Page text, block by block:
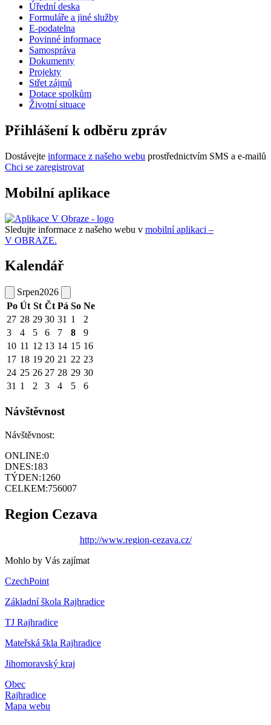
Úřední deska
Formuláře a jiné služby
E-podatelna
Povinné informace
Samospráva
Dokumenty
Projekty
Střet zájmů
Dotace spolkům
Životní situace
Přihlášení k odběru zpráv
Dostávejte informace z našeho webu prostřednictvím SMS a e-mailů
Chci se zaregistrovat
Mobilní aplikace
Sledujte informace z našeho webu v mobilní aplikaci –
V OBRAZE.
Kalendář
Srpen2026
Po Út St Čt Pá So Ne
27 28 29 30 31 1
2
3
4 5 6 7 8
9
10 11 12 13 14 15 16
17 18 19 20 21 22 23
24 25 26 27 28 29 30
31 1 2 3 4 5 6
Návštěvnost
Návštěvnost:
ONLINE:0
DNES:183
TÝDEN:1260
CELKEM:756007
Region Cezava
http://www.region-cezava.cz/
Mohlo by Vás zajímat
CzechPoint
Základní škola Rajhradice
TJ Rajhradice
Mateřská škla Rajhradice
Jihomoravský kraj
Obec
Rajhradice
Mapa webu